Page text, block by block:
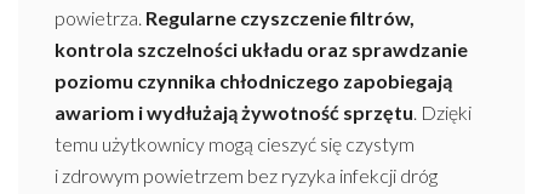
powietrza. Regularne czyszczenie filtrów,
kontrola szczelności układu oraz sprawdzanie
poziomu czynnika chłodniczego zapobiegają
awariom i wydłużają żywotność sprzętu. Dzięki
temu użytkownicy mogą cieszyć się czystym
i zdrowym powietrzem bez ryzyka infekcji dróg